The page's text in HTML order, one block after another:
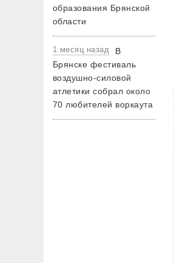
образования Брянской
области
1 месяц назад
В
Брянске фестиваль
воздушно-силовой
атлетики собрал около
70 любителей воркаута